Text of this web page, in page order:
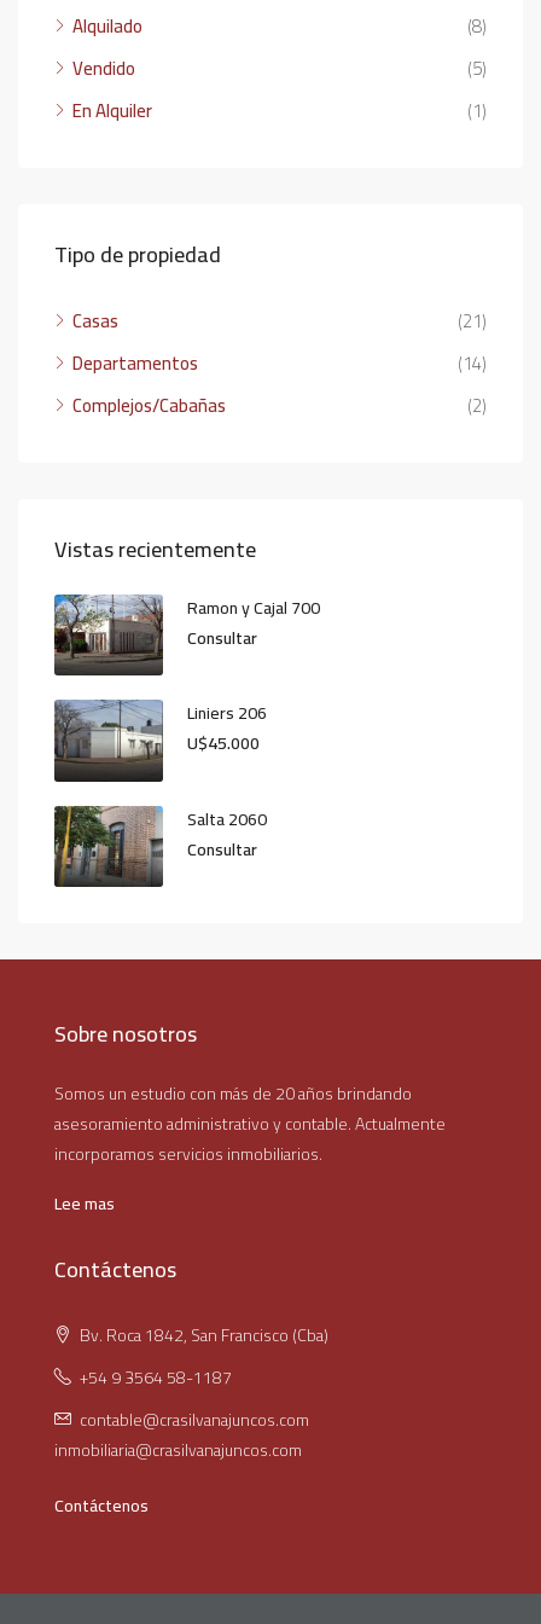
Alquilado
(8)
Vendido
(5)
En Alquiler
(1)
Tipo de propiedad
Casas
(21)
Departamentos
(14)
Complejos/Cabañas
(2)
Vistas recientemente
Ramon y Cajal 700
Consultar
Liniers 206
U$45.000
Salta 2060
Consultar
Sobre nosotros
Somos un estudio con más de 20 años brindando
asesoramiento administrativo y contable. Actualmente
incorporamos servicios inmobiliarios.
Lee mas
Contáctenos
Bv. Roca 1842, San Francisco (Cba)
+54 9 3564 58-1187
contable@crasilvanajuncos.com
inmobiliaria@crasilvanajuncos.com
Contáctenos